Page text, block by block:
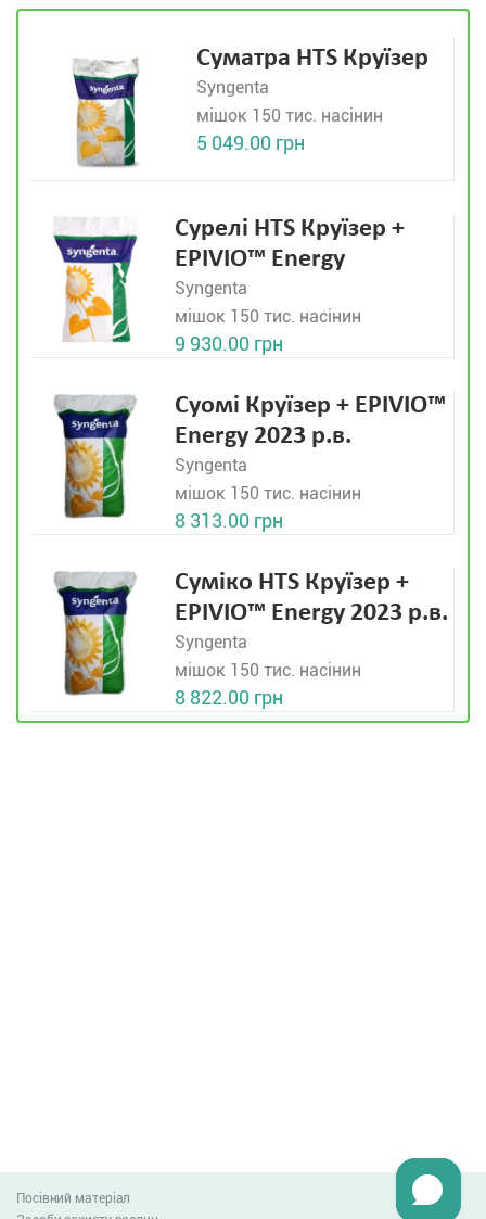
Суматра HTS Круїзер
Syngenta
мішок 150 тис. насінин
5 049.00 грн
Сурелі HTS Круїзер +
EPIVIO™ Energy
Syngenta
мішок 150 тис. насінин
9 930.00 грн
Суомі Круїзер + EPIVIO™
Energy 2023 р.в.
Syngenta
мішок 150 тис. насінин
8 313.00 грн
Суміко HTS Круїзер +
EPIVIO™ Energy 2023 р.в.
Syngenta
мішок 150 тис. насінин
8 822.00 грн
Посівний матеріал